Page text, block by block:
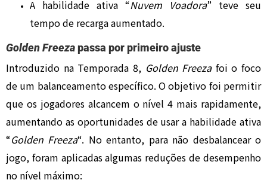
A habilidade ativa “Nuvem Voadora” teve seu
tempo de recarga aumentado.
Golden Freezapassa por primeiro ajuste
Introduzido na Temporada 8, Golden Freezafoi o foco
de um balanceamento específico. O objetivo foi permitir
que os jogadores alcancem o nível 4 mais rapidamente,
aumentando as oportunidades de usar a habilidade ativa
“Golden Freeza“. No entanto, para não desbalancear o
jogo, foram aplicadas algumas reduções de desempenho
no nível máximo: